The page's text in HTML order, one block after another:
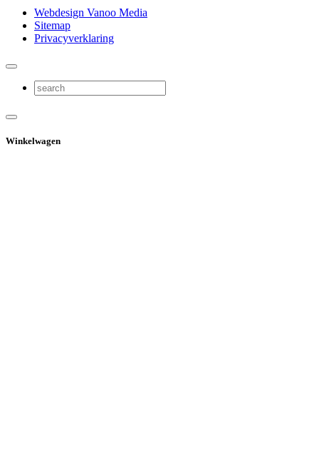
Webdesign Vanoo Media
Sitemap
Privacyverklaring
Winkelwagen